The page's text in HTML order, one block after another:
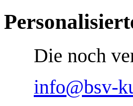
Die noch
info@bsv-